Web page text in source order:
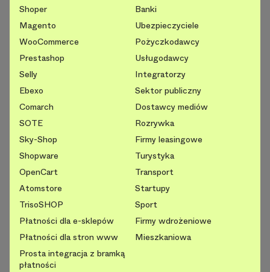
Shoper
Magento
WooCommerce
Prestashop
Selly
Ebexo
Comarch
SOTE
Sky-Shop
Shopware
OpenCart
Atomstore
TrisoSHOP
Płatności dla e-sklepów
Płatności dla stron www
Prosta integracja z bramką
płatności
Banki
Ubezpieczyciele
Pożyczkodawcy
Usługodawcy
Integratorzy
Sektor publiczny
Dostawcy mediów
Rozrywka
Firmy leasingowe
Turystyka
Transport
Startupy
Sport
Firmy wdrożeniowe
Mieszkaniowa